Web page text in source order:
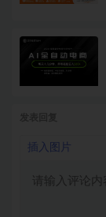
插入图片